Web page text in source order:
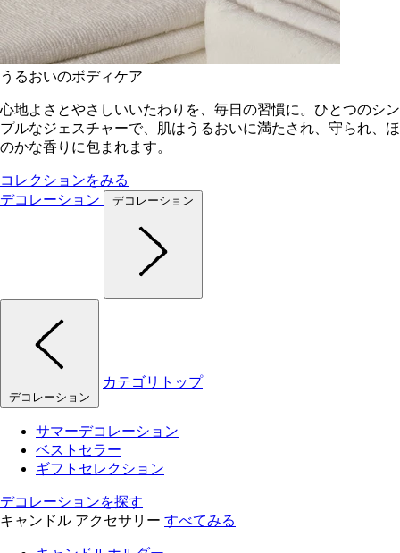
うるおいのボディケア
心地よさとやさしいいたわりを、毎日の習慣に。ひとつのシン
プルなジェスチャーで、肌はうるおいに満たされ、守られ、ほ
のかな香りに包まれます。
コレクションをみる
デコレーション
デコレーション
デコレーション
カテゴリトップ
サマーデコレーション
ベストセラー
ギフトセレクション
デコレーションを探す
キャンドル アクセサリー すべてみる